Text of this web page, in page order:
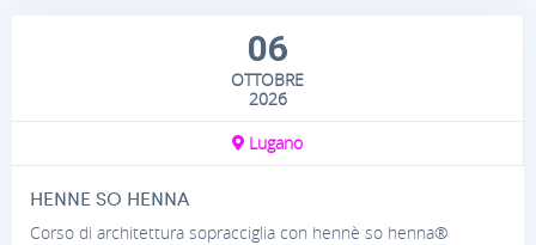
06
OTTOBRE
2026
Lugano
HENNE SO HENNA
Corso di architettura sopracciglia con hennè so henna®